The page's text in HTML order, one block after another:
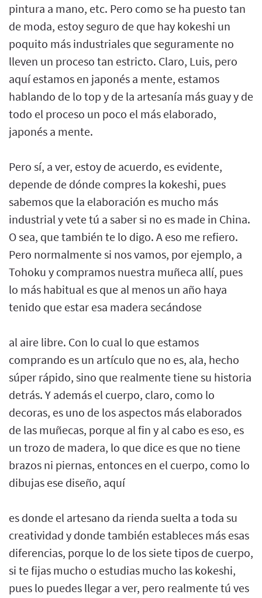
pintura a mano, etc. Pero como se ha puesto tan
de moda, estoy seguro de que hay kokeshi un
poquito más industriales que seguramente no
lleven un proceso tan estricto. Claro, Luis, pero
aquí estamos en japonés a mente, estamos
hablando de lo top y de la artesanía más guay y de
todo el proceso un poco el más elaborado,
japonés a mente.
Pero sí, a ver, estoy de acuerdo, es evidente,
depende de dónde compres la kokeshi, pues
sabemos que la elaboración es mucho más
industrial y vete tú a saber si no es made in China.
O sea, que también te lo digo. A eso me refiero.
Pero normalmente si nos vamos, por ejemplo, a
Tohoku y compramos nuestra muñeca allí, pues
lo más habitual es que al menos un año haya
tenido que estar esa madera secándose
al aire libre. Con lo cual lo que estamos
comprando es un artículo que no es, ala, hecho
súper rápido, sino que realmente tiene su historia
detrás. Y además el cuerpo, claro, como lo
decoras, es uno de los aspectos más elaborados
de las muñecas, porque al fin y al cabo es eso, es
un trozo de madera, lo que dice es que no tiene
brazos ni piernas, entonces en el cuerpo, como lo
dibujas ese diseño, aquí
es donde el artesano da rienda suelta a toda su
creatividad y donde también estableces más esas
diferencias, porque lo de los siete tipos de cuerpo,
si te fijas mucho o estudias mucho las kokeshi,
pues lo puedes llegar a ver, pero realmente tú ves